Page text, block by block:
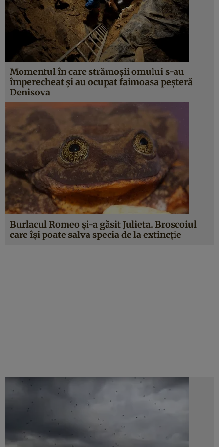
Momentul în care strămoşii omului s-au
împerecheat şi au ocupat faimoasa peşteră
Denisova
Burlacul Romeo şi-a găsit Julieta. Broscoiul
care îşi poate salva specia de la extincţie